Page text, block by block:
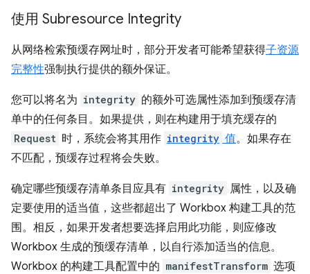
使用 Subresource Integrity
从网络检索预缓存网址时，部分开发者可能希望获得子资源
完整性强制执行提供的额外保证。
您可以将名为 integrity 的额外可选属性添加到预缓存清
单中的任何条目。如果提供，则在构建用于填充缓存的
Request 时，系统会将其用作 integrity 值。如果存在
不匹配，预缓存过程将会失败。
确定哪些预缓存清单条目应具有 integrity 属性，以及确
定要使用的适当值，这些都超出了 Workbox 构建工具的范
围。相反，如果开发者想要选择启用此功能，则应修改
Workbox 生成的预缓存清单，以自行添加适当的信息。
Workbox 的构建工具配置中的 manifestTransform 选项